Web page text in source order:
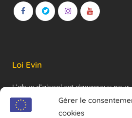
Gérer le
cookies
Loi Evin
L’abus d’alcool est dangereux
modération !